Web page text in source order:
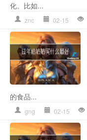
化。比如...
znc 02-15
的食品...
gng 02-15